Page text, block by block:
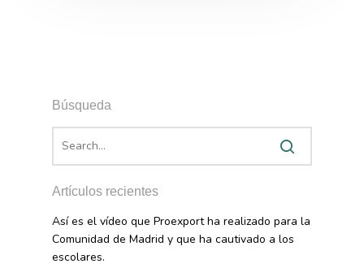
Búsqueda
Artículos recientes
Así es el vídeo que Proexport ha realizado para la
Comunidad de Madrid y que ha cautivado a los
escolares.